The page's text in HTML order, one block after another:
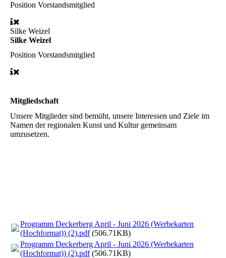
Position Vorstandsmitglied
Silke Weizel
Silke Weizel
Position Vorstandsmitglied
Mitgliedschaft
Unsere Mitglieder sind bemüht, unsere Interessen und Ziele im
Namen der regionalen Kunst und Kultur gemeinsam
umzusetzen.
Programm Deckerberg April - Juni 2026 (Werbekarten
(Hochformat)) (2).pdf(506.71KB)
Programm Deckerberg April - Juni 2026 (Werbekarten
(Hochformat)) (2).pdf(506.71KB)